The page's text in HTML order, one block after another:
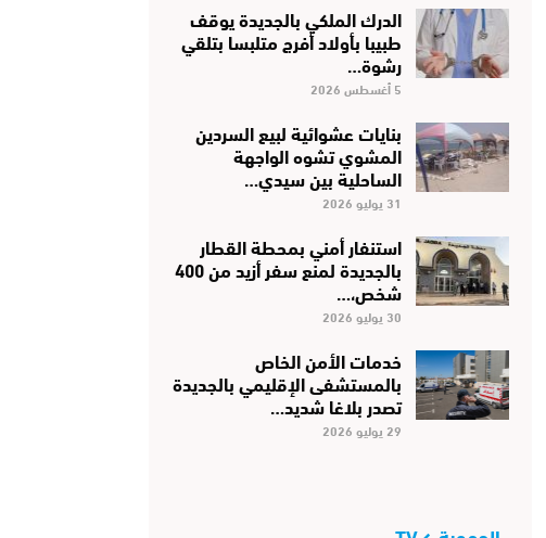
الدرك الملكي بالجديدة يوقف
طبيبا بأولاد أفرج متلبسا بتلقي
رشوة…
5 أغسطس 2026
بنايات عشوائية لبيع السردين
المشوي تشوه الواجهة
الساحلية بين سيدي…
31 يوليو 2026
استنفار أمني بمحطة القطار
بالجديدة لمنع سفر أزيد من 400
شخص،…
30 يوليو 2026
خدمات الأمن الخاص
بالمستشفى الإقليمي بالجديدة
تصدر بلاغا شديد…
29 يوليو 2026